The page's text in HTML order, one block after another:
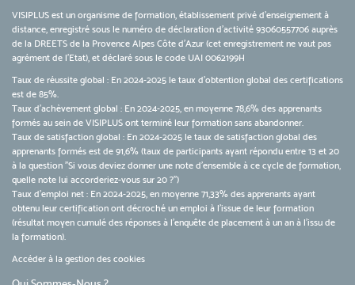
VISIPLUS est un organisme de formation, établissement privé d’enseignement à
distance, enregistré sous le numéro de déclaration d’activité 93060557706 auprès
de la DREETS de la Provence Alpes Côte d’Azur (cet enregistrement ne vaut pas
agrément de l’Etat), et déclaré sous le code UAI 0062199H
Taux de réussite global : En 2024-2025 le taux d'obtention global des certifications
est de 85%.
Taux d’achèvement global : En 2024-2025, en moyenne 78,6% des apprenants
formés au sein de VISIPLUS ont terminé leur formation sans abandonner.
Taux de satisfaction global : En 2024-2025 le taux de satisfaction global des
apprenants formés est de 91,6% (taux de participants ayant répondu entre 13 et 20
à la question "Si vous deviez donner une note d’ensemble à ce cycle de formation,
quelle note lui accorderiez-vous sur 20 ?")
Taux d’emploi net : En 2024-2025, en moyenne 71,33% des apprenants ayant
obtenu leur certification ont décroché un emploi à l'issue de leur formation
(résultat moyen cumulé des réponses à l'enquête de placement à un an à l'issu de
la formation).
Accéder à la gestion des cookies